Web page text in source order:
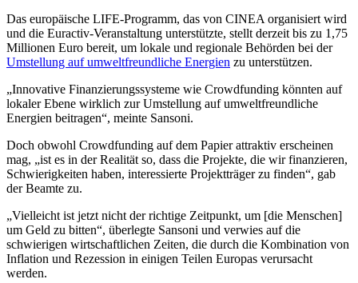
Das europäische LIFE-Programm, das von CINEA organisiert wird
und die Euractiv-Veranstaltung unterstützte, stellt derzeit bis zu 1,75
Millionen Euro bereit, um lokale und regionale Behörden bei der
Umstellung auf umweltfreundliche Energien zu unterstützen.
„Innovative Finanzierungssysteme wie Crowdfunding könnten auf
lokaler Ebene wirklich zur Umstellung auf umweltfreundliche
Energien beitragen“, meinte Sansoni.
Doch obwohl Crowdfunding auf dem Papier attraktiv erscheinen
mag, „ist es in der Realität so, dass die Projekte, die wir finanzieren,
Schwierigkeiten haben, interessierte Projektträger zu finden“, gab
der Beamte zu.
„Vielleicht ist jetzt nicht der richtige Zeitpunkt, um [die Menschen]
um Geld zu bitten“, überlegte Sansoni und verwies auf die
schwierigen wirtschaftlichen Zeiten, die durch die Kombination von
Inflation und Rezession in einigen Teilen Europas verursacht
werden.